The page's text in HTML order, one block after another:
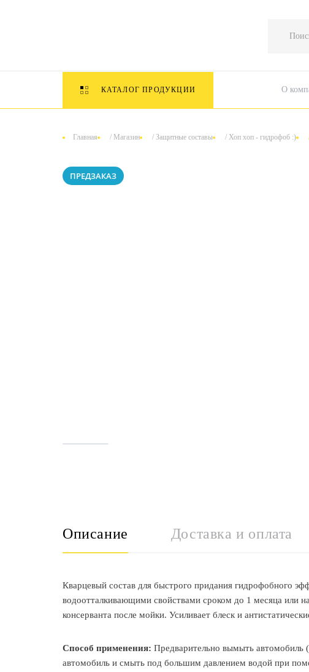
товаров
КАТАЛОГ ПРОДУКЦИИ О
Главная / Магазин / Защитные составы / Хоп хоп - гидрофоб :)
ПРЕДЗАКАЗ
Описание Доставка и оплата
Кварцевый состав для быстрого придания гидрофобного
водоотталкивающими свойствами сроком до 1 месяца или
консерванта после мойки. Усиливает блеск и
Способ применения: Предварительно вымыть автомобиль
автомобиль и смыть под большим давлением водой при